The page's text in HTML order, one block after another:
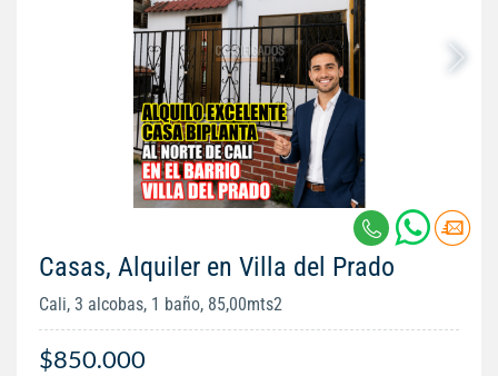
Casas, Alquiler en Villa del Prado
Cali, 3 alcobas, 1 baño, 85,00mts2
$850.000